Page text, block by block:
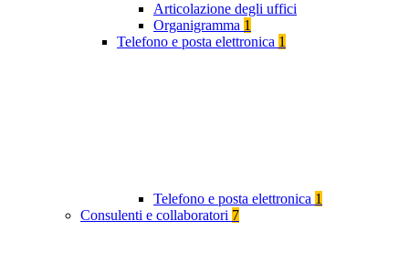
Articolazione degli uffici
Organigramma 1
Telefono e posta elettronica 1
Telefono e posta elettronica 1
Consulenti e collaboratori 7